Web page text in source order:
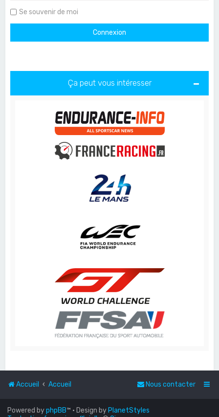
Se souvenir de moi
Ça peut vous intéresser
Accueil Accueil Nous contacter
Powered byphpBB™ • Design by PlanetStyles